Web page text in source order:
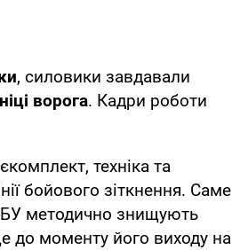
, силовики завдавали
ворога. Кадри роботи
техніка та
бойового зіткнення. Саме
методично знищують
до моменту його виходу на